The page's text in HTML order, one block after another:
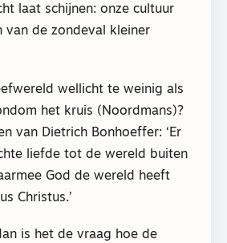
laat schijnen: onze cultuur
van de zondeval kleiner
wellicht te weinig als
het kruis (Noordmans)?
van Dietrich Bonhoeffer: ‘Er
liefde tot de wereld buiten
God de wereld heeft
Christus.’
is het de vraag hoe de